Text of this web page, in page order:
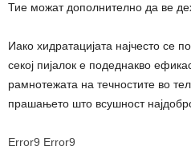
Тие можат дополнително да ве
Иако хидратацијата најчесто се
секој пијалок е подеднакво
рамнотежата на течностите во
прашањето што всушност
Error9 Error9